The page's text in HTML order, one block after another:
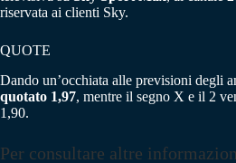
riservata ai clienti Sky.
QUOTE
Dando un’occhiata alle previsioni degli
quotato 1,97, mentre il segno X e il 2
1,90.
Per consultare altre